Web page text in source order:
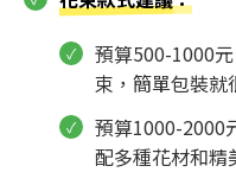
預算500-1000
束，簡單包裝就
預算1000-2000
配多種花材和精